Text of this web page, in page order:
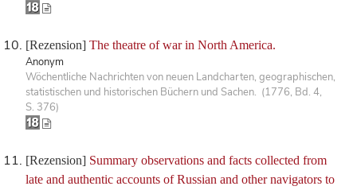
[Rezension] The theatre of war in North America.
Anonym
Wöchentliche Nachrichten von neuen Landcharten, geographischen,
statistischen und historischen Büchern und Sachen. (1776, Bd. 4,
S. 376)
[Rezension] Summary observations and facts collected from
late and authentic accounts of Russian and other navigators to